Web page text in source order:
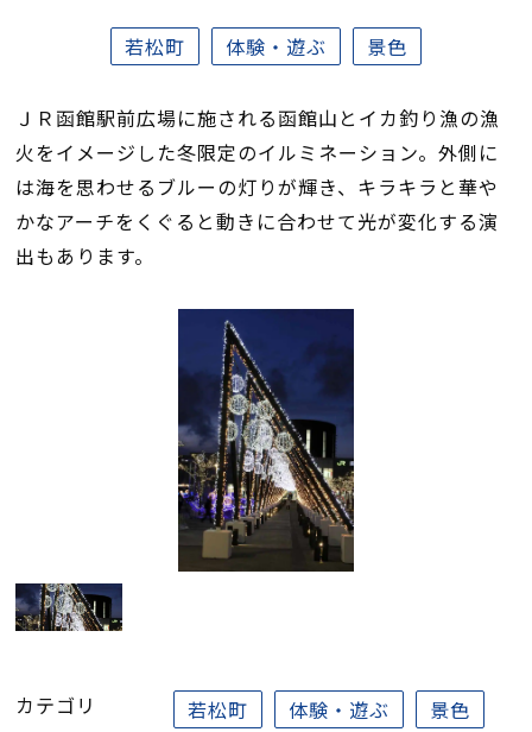
若松町 体験・遊ぶ 景色
ＪＲ函館駅前広場に施される函館山とイカ釣り漁の漁
火をイメージした冬限定のイルミネーション。外側に
は海を思わせるブルーの灯りが輝き、キラキラと華や
かなアーチをくぐると動きに合わせて光が変化する演
出もあります。
カテゴリ 若松町 体験・遊ぶ 景色